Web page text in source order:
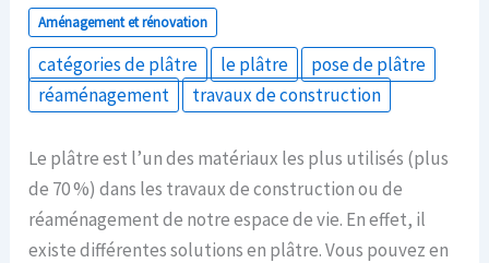
Aménagement et rénovation
catégories de plâtre le plâtre
pose de plâtre
réaménagement
travaux de construction
Le plâtre est l’un des matériaux les plus utilisés (plus
de 70 %) dans les travaux de construction ou de
réaménagement de notre espace de vie. En effet, il
existe différentes solutions en plâtre. Vous pouvez en